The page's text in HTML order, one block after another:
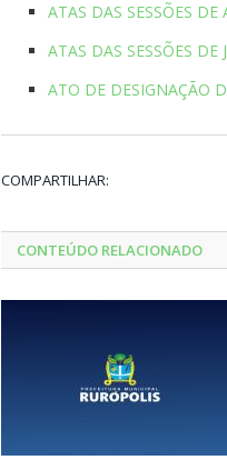
ATAS DAS SESSÕES DE
ATAS DAS SESSÕES DE
ATO DE DESIGNAÇÃO
COMPARTILHAR:
CONTEÚDO RELACIONADO